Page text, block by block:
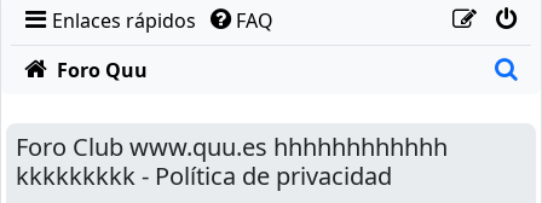
Enlaces rápidos
FAQ
Foro Quu
Foro Club www.quu.es hhhhhhhhhhhh
kkkkkkkkk - Política de privacidad